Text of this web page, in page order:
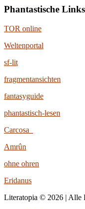
Phantastische Links
TOR online
Weltenportal
sf-lit
fragmentansichten
fantasyguide
phantastisch-lesen
Carcosa
Amrûn
ohne ohren
Eridanus
Literatopia © 2026 | Alle